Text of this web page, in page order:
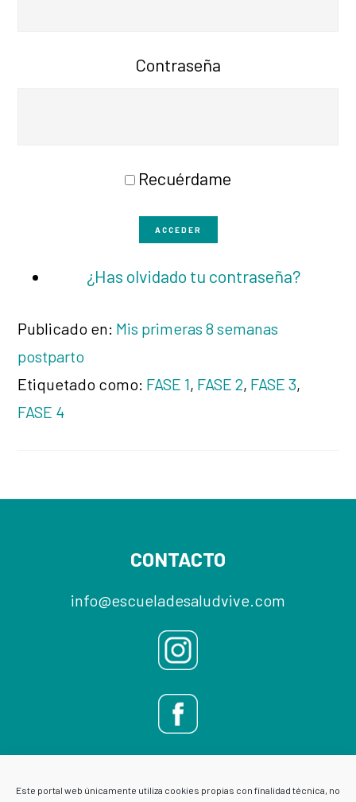
Este portal web únicamente utiliza cookies propias con finalidad técnica, no
Contraseña
Recuérdame
ACCEDER
¿Has olvidado tu contraseña?
Publicado en: Mis primeras 8 semanas
postparto
Etiquetado como: FASE 1, FASE 2, FASE 3,
FASE 4
CONTACTO
info@escueladesaludvive.com